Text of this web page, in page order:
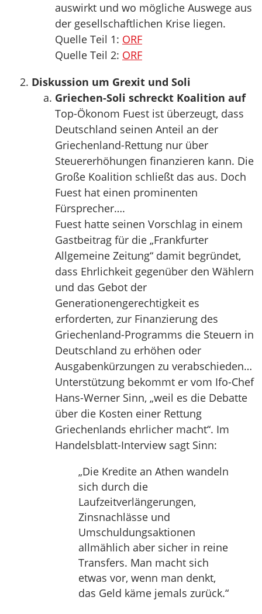
auswirkt und wo mögliche Auswege aus
der gesellschaftlichen Krise liegen.
Quelle Teil 1: ORF
Quelle Teil 2: ORF
Diskussion um Grexit und Soli
Griechen-Soli schreckt Koalition auf
Top-Ökonom Fuest ist überzeugt, dass
Deutschland seinen Anteil an der
Griechenland-Rettung nur über
Steuererhöhungen finanzieren kann. Die
Große Koalition schließt das aus. Doch
Fuest hat einen prominenten
Fürsprecher….
Fuest hatte seinen Vorschlag in einem
Gastbeitrag für die „Frankfurter
Allgemeine Zeitung“ damit begründet,
dass Ehrlichkeit gegenüber den Wählern
und das Gebot der
Generationengerechtigkeit es
erforderten, zur Finanzierung des
Griechenland-Programms die Steuern in
Deutschland zu erhöhen oder
Ausgabenkürzungen zu verabschieden…
Unterstützung bekommt er vom Ifo-Chef
Hans-Werner Sinn, „weil es die Debatte
über die Kosten einer Rettung
Griechenlands ehrlicher macht“. Im
Handelsblatt-Interview sagt Sinn:
„Die Kredite an Athen wandeln
sich durch die
Laufzeitverlängerungen,
Zinsnachlässe und
Umschuldungsaktionen
allmählich aber sicher in reine
Transfers. Man macht sich
etwas vor, wenn man denkt,
das Geld käme jemals zurück.“